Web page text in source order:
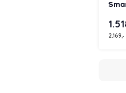
2.169,-